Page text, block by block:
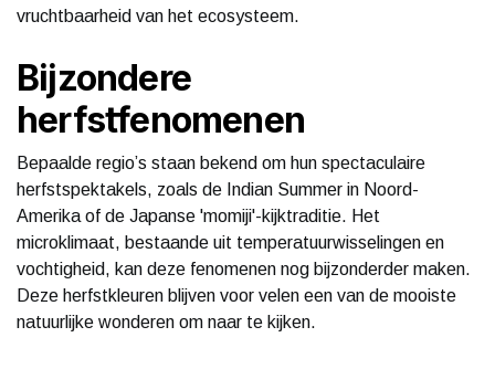
vruchtbaarheid van het ecosysteem.
Bijzondere
herfstfenomenen
Bepaalde regio’s staan bekend om hun spectaculaire
herfstspektakels, zoals de Indian Summer in Noord-
Amerika of de Japanse 'momiji'-kijktraditie. Het
microklimaat, bestaande uit temperatuurwisselingen en
vochtigheid, kan deze fenomenen nog bijzonderder maken.
Deze herfstkleuren blijven voor velen een van de mooiste
natuurlijke wonderen om naar te kijken.